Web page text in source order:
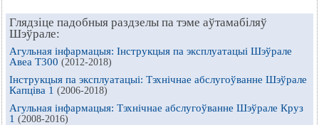
Глядзіце падобныя раздзелы па тэме аўтамабіляў
Шэўрале:
Агульная інфармацыя: Інструкцыя па эксплуатацыі Шэўрале
Авеа Т300 (2012-2018)
Інструкцыя па эксплуатацыі: Тэхнічнае абслугоўванне Шэўрале
Капціва 1 (2006-2018)
Агульная інфармацыя: Тэхнічнае абслугоўванне Шэўрале Круз
1 (2008-2016)